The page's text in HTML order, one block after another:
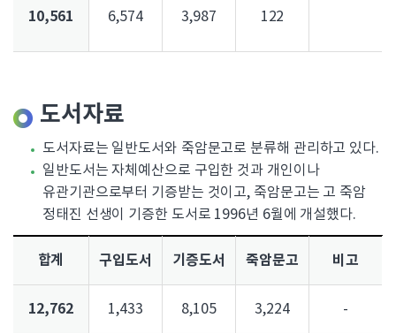
10,561 6,574 3,987 122
도서자료
도서자료는 일반도서와 죽암문고로 분류해 관리하고 있다.
일반도서는 자체예산으로 구입한 것과 개인이나
유관기관으로부터 기증받는 것이고, 죽암문고는 고 죽암
정태진 선생이 기증한 도서로 1996년 6월에 개설했다.
합계 구입도서 기증도서 죽암문고 비고
12,762 1,433 8,105 3,224 -